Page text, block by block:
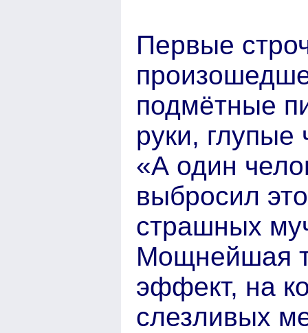
Первые
подмётные
руки, глупые
«А один
выбросил
страшных
Мощнейшая
эффект, на
слезливых